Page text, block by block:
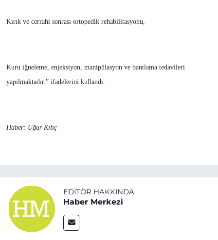
Kırık ve cerrahi sonrası ortopedik rehabilitasyonu,
Kuru iğneleme, enjeksiyon, manipülasyon ve bantlama tedavileri
yapılmaktadır.” ifadelerini kullandı.
Haber: Uğur Kılıç
EDITÖR HAKKINDA
Haber Merkezi